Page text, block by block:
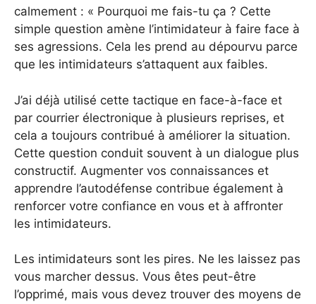
calmement : « Pourquoi me fais-tu ça ? Cette
simple question amène l’intimidateur à faire face à
ses agressions. Cela les prend au dépourvu parce
que les intimidateurs s’attaquent aux faibles.
J’ai déjà utilisé cette tactique en face-à-face et
par courrier électronique à plusieurs reprises, et
cela a toujours contribué à améliorer la situation.
Cette question conduit souvent à un dialogue plus
constructif. Augmenter vos connaissances et
apprendre l’autodéfense contribue également à
renforcer votre confiance en vous et à affronter
les intimidateurs.
Les intimidateurs sont les pires. Ne les laissez pas
vous marcher dessus. Vous êtes peut-être
l’opprimé, mais vous devez trouver des moyens de